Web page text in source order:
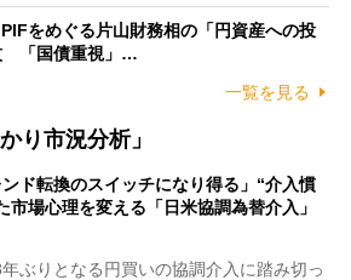
をめぐる片山財務相の「円資産への投
「国債重視」…
一覧を見る
り市況分析」
ンド転換のスイッチになり得る」“介入慣
市場心理を変える「日米協調為替介入」
ぶりとなる円買いの協調介入に踏み切っ